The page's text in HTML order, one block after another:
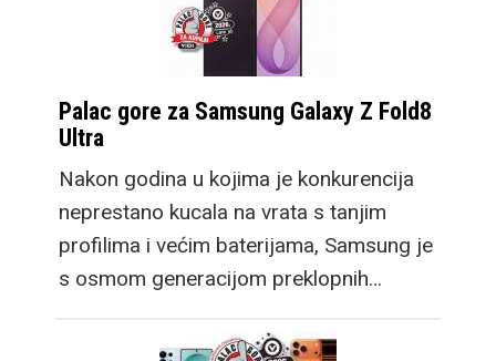
Palac gore za Samsung Galaxy Z Fold8
Ultra
Nakon godina u kojima je konkurencija
neprestano kucala na vrata s tanjim
profilima i većim baterijama, Samsung je
s osmom generacijom preklopnih…